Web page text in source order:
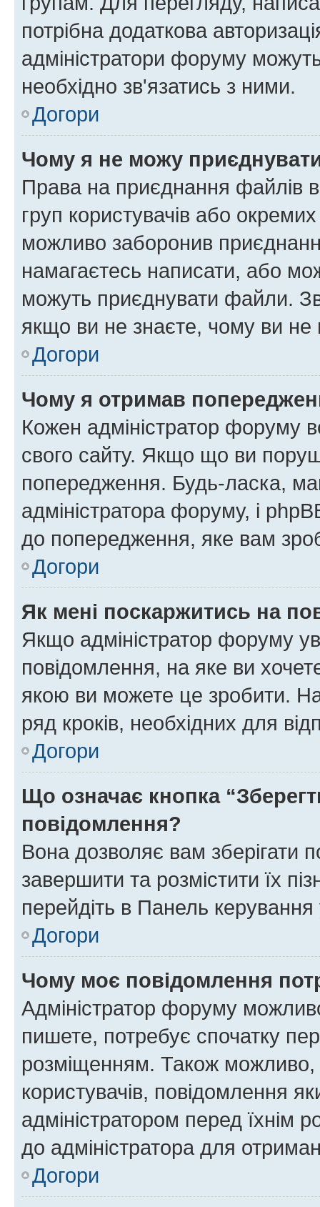
потрібна додаткова
адміністратори форуму
необхідно зв'язатись з ними.
Догори
Чому я не можу
Права на приєднання файлів
груп користувачів або
можливо заборонив
намагаєтесь написати, або
можуть приєднувати файли.
якщо ви не знаєте, чому ви
Догори
Чому я отримав
Кожен адміністратор форуму
свого сайту. Якщо що ви
попередження. Будь-ласка,
адміністратора форуму, і
до попередження, яке вам
Догори
Як мені поскаржитись на
Якщо адміністратор форуму
повідомлення, на яке ви
якою ви можете це зробити.
ряд кроків, необхідних для
Догори
Що означає кнопка
повідомлення?
Вона дозволяє вам зберігати
завершити та розмістити їх
перейдіть в Панель керування
Догори
Чому моє повідомлення
Адміністратор форуму
пишете, потребує спочатку
розміщенням. Також можливо,
користувачів, повідомлення
адміністратором перед їхнім
до адміністратора для
Догори